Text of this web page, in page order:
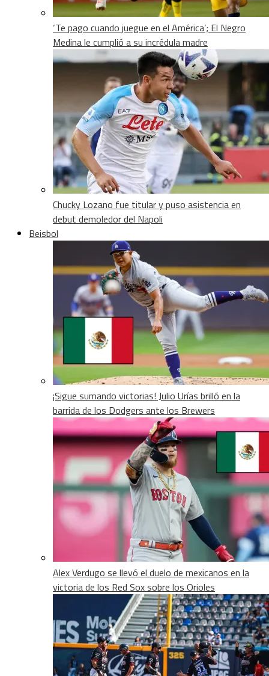
‘Te pago cuando juegue en el América’; El Negro
Medina le cumplió a su incrédula madre
Chucky Lozano fue titular y puso asistencia en
debut demoledor del Napoli
Beisbol
¡Sigue sumando victorias! Julio Urías brilló en la
barrida de los Dodgers ante los Brewers
Alex Verdugo se llevó el duelo de mexicanos en la
victoria de los Red Sox sobre los Orioles